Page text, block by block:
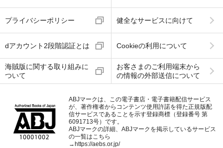
プライバシーポリシー 健全なサービスに向けて
dアカウント2段階認証とは Cookieの利用について
海賊版に関する取り組みに
ついて
お客さまのご利用端末から
の情報の外部送信について
ABJマークは、この電子書店・電子書籍配信サービス
が、著作権者からコンテンツ使用許諾を得た正規版配
信サービスであることを示す登録商標（登録番号 第
6091713号）です。
ABJマークの詳細、ABJマークを掲示しているサービス
の一覧はこちら
→https://aebs.or.jp/